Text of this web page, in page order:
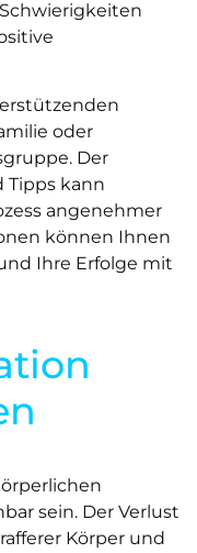
oder
Der
Tipps kann
angenehmer
können Ihnen
Ihre Erfolge mit
sein. Der Verlust
Körper und